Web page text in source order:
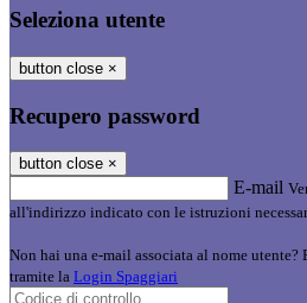
Seleziona utente
button close ×
Recupero password
button close ×
E-mail
all'indirizzo indicato con le istruzioni
Non hai una e-mail associata al nome utente?
tramite la Login Spaggiari